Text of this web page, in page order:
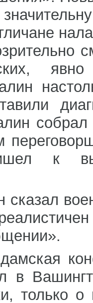
явно
к
сказал
в
только